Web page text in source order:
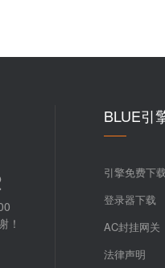
！
BLUE引
引擎免费下
登录器下载
AC封挂网关
法律声明